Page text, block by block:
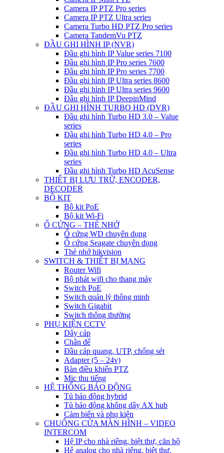
Camera IP PTZ Pro series
Camera IP PTZ Ultra series
Camera Turbo HD PTZ Pro series
Camera TandemVu PTZ
ĐẦU GHI HÌNH IP (NVR)
Đầu ghi hình IP Value series 7100
Đầu ghi hình IP Pro series 7600
Đầu ghi hình IP Pro series 7700
Đầu ghi hình IP Ultra series 8600
Đầu ghi hình IP Ultra series 9600
Đầu ghi hình IP DeepinMind
ĐẦU GHI HÌNH TURBO HD (DVR)
Đầu ghi hình Turbo HD 3.0 – Value
series
Đầu ghi hình Turbo HD 4.0 – Pro
series
Đầu ghi hình Turbo HD 4.0 – Ultra
series
Đầu ghi hình Turbo HD AcuSense
THIẾT BỊ LƯU TRỮ, ENCODER,
DECODER
BỘ KIT
Bộ kit PoE
Bộ kit Wi-Fi
Ổ CỨNG – THẺ NHỚ
Ổ cứng WD chuyên dụng
Ổ cứng Seagate chuyên dụng
Thẻ nhớ hikvision
SWITCH & THIẾT BỊ MẠNG
Router Wifi
Bộ phát wifi cho thang máy
Switch PoE
Switch quản lý thông minh
Switch Gigabit
Switch thông thường
PHỤ KIỆN CCTV
Dây cáp
Chân đế
Đầu cáp quang, UTP, chống sét
Adapter (5 – 24v)
Bàn điều khiển PTZ
Mic thu tiếng
HỆ THỐNG BÁO ĐỘNG
Tủ báo động hybrid
Tủ báo động không dây AX hub
Cảm biến và phụ kiện
CHUÔNG CỬA MÀN HÌNH – VIDEO
INTERCOM
Hệ IP cho nhà riêng, biệt thự, căn hộ
Hệ analog cho nhà riêng, biệt thự,